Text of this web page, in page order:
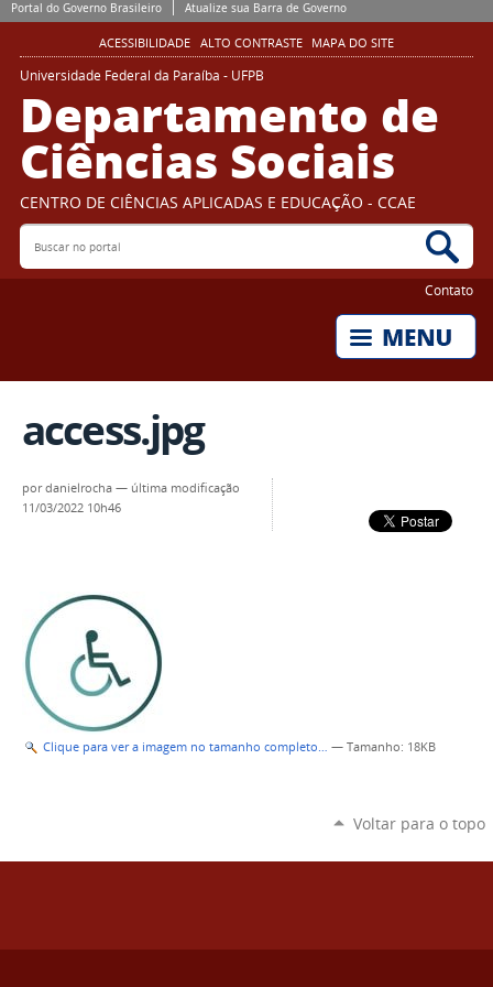
Portal do Governo Brasileiro Atualize sua Barra de Governo
ACESSIBILIDADE ALTO CONTRASTE MAPA DO SITE
Universidade Federal da Paraíba - UFPB
Departamento de
Ciências Sociais
CENTRO DE CIÊNCIAS APLICADAS E EDUCAÇÃO - CCAE
Buscar no portal
Contato
access.jpg
pordanielrocha — última modificação
11/03/2022 10h46
Clique para ver a imagem no tamanho completo… — Tamanho: 18KB
Voltar para o topo